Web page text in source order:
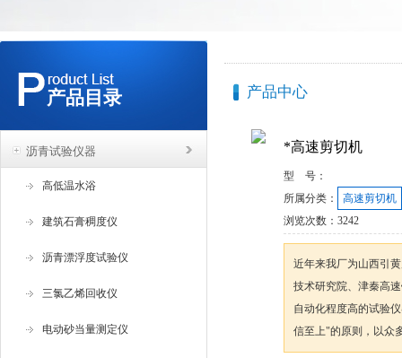
产品目录
沥青试验仪器
高低温水浴
建筑石膏稠度仪
沥青漂浮度试验仪
三氯乙烯回收仪
电动砂当量测定仪
产品中心
*高速剪切机
型 号：
所属分类：
高速剪切机
浏览次数： 3242
近年来我厂为山西引
技术研究院、津秦高
自动化程度高的试验
信至上"的原则，以众